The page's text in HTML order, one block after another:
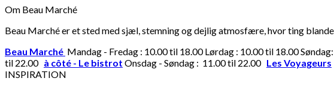
Om Beau Marché
Beau Marché er et sted med sjæl, stemning og dejlig atmosfære, hvor ting
Beau Marché Mandag - Fredag : 10.00 til 18.00 Lørdag : 10.00 til 18.00
til 22.00 à côté - Le bistrot Onsdag - Søndag : 11.00 til 22.00 Les Voyageurs
INSPIRATION